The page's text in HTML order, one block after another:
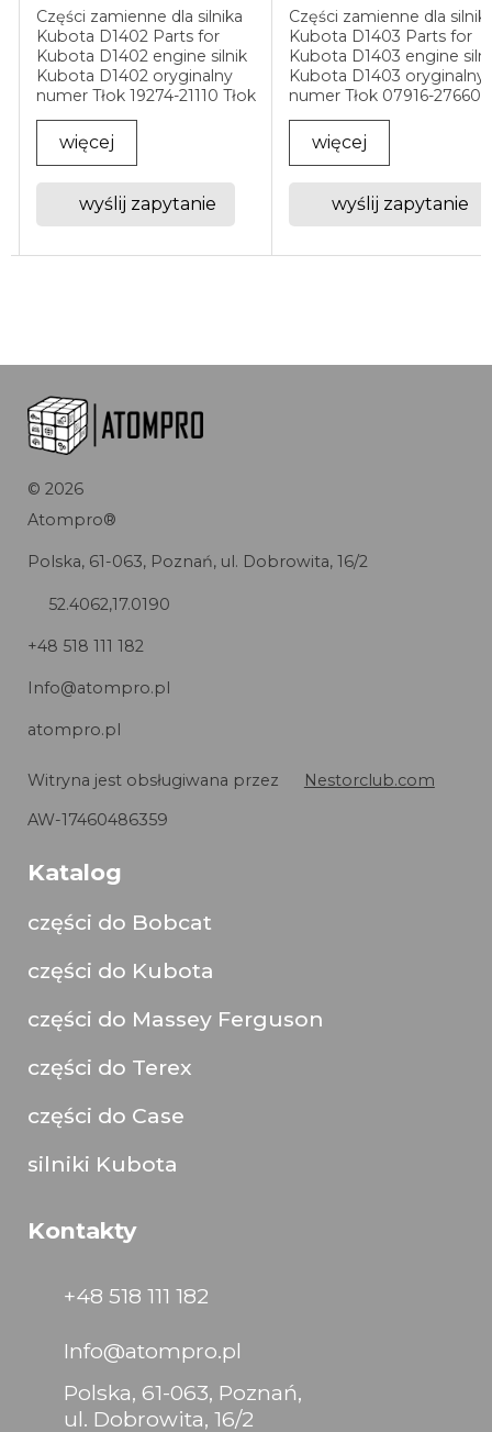
Części zamienne dla silnika
Kubota D1403 Parts for
Kubota D1403 engine silnik
Kubota D1403 oryginalny
numer Tłok 07916-27660
Tłok 16427-21110 Tłok 16427-
21113 Tłok 16427-21770 Tłok
H1640-21100 Tłok 07916-
Tłok 16427-21910 Tłok ...
więcej
wyślij zapytanie
tłoki, korbowody,
pierścienie tłokowe,
natryskowe i inne części
silników montowanych na
urządzeniach Wood-
częsci zamienne dla
- Kubota 22 KM. diesel,
Kubota ...
więcej
wyślij zapytanie
© 2026
Atompro®
Polska, 61-063, Poznań, ul. Dobrowita, 16/2
52.4062,17.0190
+48 518 111 182
Info@atompro.pl
atompro.pl
Witryna jest obsługiwana przez
Nestorclub.com
AW-17460486359
Katalog
części do Bobcat
części do Kubota
części do Massey Ferguson
części do Terex
części do Case
silniki Kubota
Kontakty
+48 518 111 182
Info@atompro.pl
Polska, 61-063, Poznań,
ul. Dobrowita, 16/2